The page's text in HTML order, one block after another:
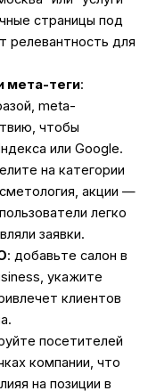
страницы под
релевантность для
мета-теги:
meta-
чтобы
или Google.
на категории
акции —
легко
заявки.
: добавьте салон в
укажите
клиентов
посетителей
компании, что
на позиции в